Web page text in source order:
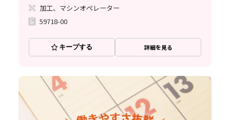
加工、マシンオペレーター
59718-00
キープする 詳細を見る